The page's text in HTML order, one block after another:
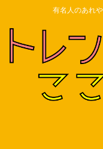
有名人のあれ